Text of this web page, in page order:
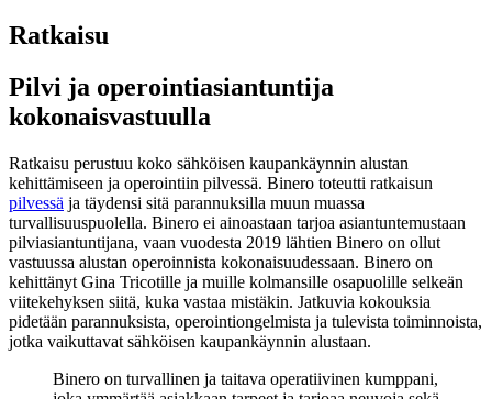
Ratkaisu
Pilvi ja operointiasiantuntija
kokonaisvastuulla
Ratkaisu perustuu koko sähköisen kaupankäynnin alustan
kehittämiseen ja operointiin pilvessä. Binero toteutti ratkaisun
pilvessä ja täydensi sitä parannuksilla muun muassa
turvallisuuspuolella. Binero ei ainoastaan tarjoa asiantuntemustaan
pilviasiantuntijana, vaan vuodesta 2019 lähtien Binero on ollut
vastuussa alustan operoinnista kokonaisuudessaan. Binero on
kehittänyt Gina Tricotille ja muille kolmansille osapuolille selkeän
viitekehyksen siitä, kuka vastaa mistäkin. Jatkuvia kokouksia
pidetään parannuksista, operointiongelmista ja tulevista toiminnoista,
jotka vaikuttavat sähköisen kaupankäynnin alustaan.
Binero on turvallinen ja taitava operatiivinen kumppani,